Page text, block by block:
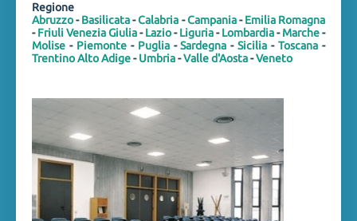
Regione
Abruzzo-Basilicata-Calabria -Campania-Emilia Romagna
-Friuli Venezia Giulia-Lazio-Liguria-Lombardia-Marche-
Molise - Piemonte- Puglia-Sardegna -Sicilia -Toscana -
Trentino Alto Adige-Umbria-Valle d'Aosta-Veneto